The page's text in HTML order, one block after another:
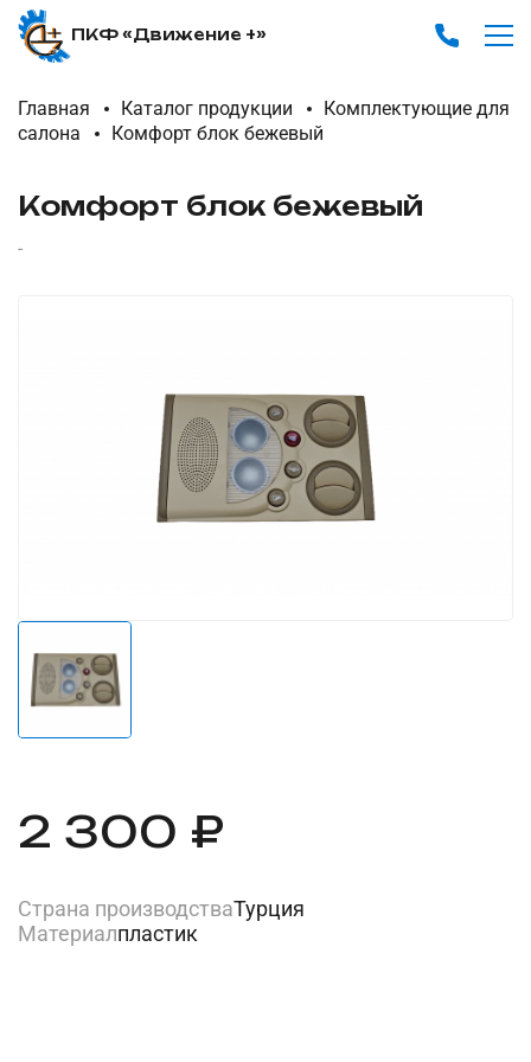
ПКФ «Движение +»
Главная Каталог продукции
Комплектующие для
салона
Комфорт блок бежевый
Комфорт блок бежевый
-
2 300 ₽
Страна производстваТурция
Материалпластик